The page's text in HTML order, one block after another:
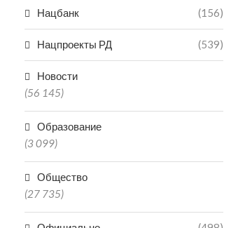
Нацбанк (156)
Нацпроекты РД (539)
Новости
(56 145)
Образование
(3 099)
Общество
(27 735)